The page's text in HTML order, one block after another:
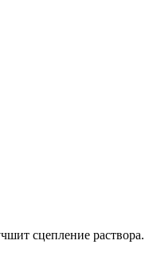
сцепление раствора.